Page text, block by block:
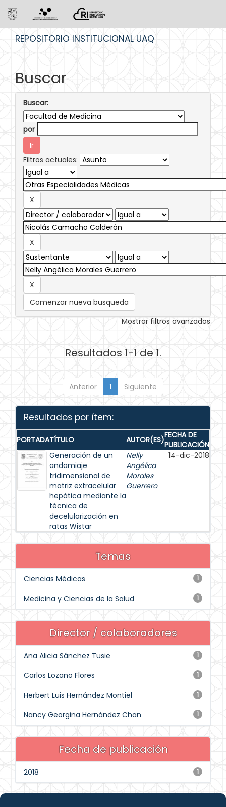
REPOSITORIO INSTITUCIONAL UAQ
Buscar
Buscar:
por
Filtros actuales:
Comenzar nueva busqueda
Mostrar filtros avanzados
Resultados 1-1 de 1.
Anterior 1 Siguiente
Resultados por ítem:
PORTADATÍTULO AUTOR(ES)FECHA DE
PUBLICACIÓN
Generación de un
andamiaje
tridimensional de
matriz extracelular
hepática mediante la
técnica de
decelularización en
ratas Wistar
Nelly
Angélica
Morales
Guerrero
14-dic-2018
Temas
1
Ciencias Médicas
1
Medicina y Ciencias de la Salud
Director / colaboradores
1
Ana Alicia Sánchez Tusie
1
Carlos Lozano Flores
1
Herbert Luis Hernández Montiel
1
Nancy Georgina Hernández Chan
Fecha de publicación
1
2018